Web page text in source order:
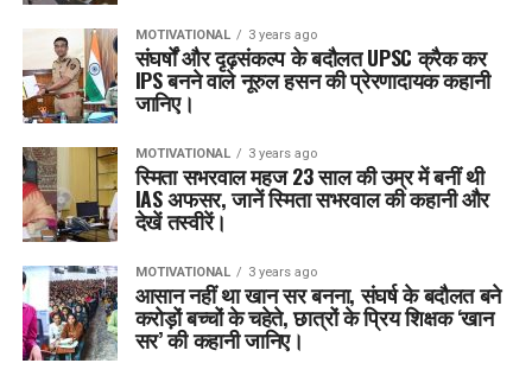
MOTIVATIONAL 3 years ago
संघर्षों और दृढ़संकल्प के बदौलत UPSC क्रैक कर
IPS बनने वाले नूरुल हसन की प्रेरणादायक कहानी
जानिए।
MOTIVATIONAL 3 years ago
स्मिता सभरवाल महज 23 साल की उम्र में बनीं थी
IAS अफसर, जानें स्मिता सभरवाल की कहानी और
देखें तस्वीरें।
MOTIVATIONAL 3 years ago
आसान नहीं था खान सर बनना, संघर्ष के बदौलत बने
करोड़ों बच्चों के चहेते, छात्रों के प्रिय शिक्षक ‘खान
सर’ की कहानी जानिए।